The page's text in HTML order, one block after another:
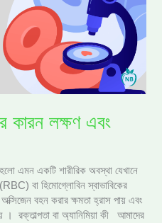
কারন লক্ষণ এবং
এমন একটি শারীরিক অবস্থা যেখানে
বা হিমোগ্লোবিন স্বাভাবিকের
বহন করার ক্ষমতা হ্রাস পায় এবং
। রক্তাল্পতা বা অ্যানিমিয়া কী আমাদের